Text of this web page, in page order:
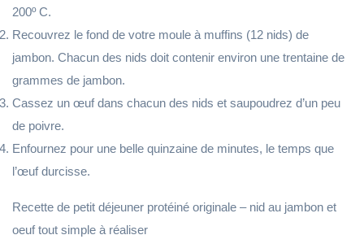
200º C.
Recouvrez le fond de votre moule à muffins (12 nids) de
jambon. Chacun des nids doit contenir environ une trentaine de
grammes de jambon.
Cassez un œuf dans chacun des nids et saupoudrez d’un peu
de poivre.
Enfournez pour une belle quinzaine de minutes, le temps que
l’œuf durcisse.
Recette de petit déjeuner protéiné originale – nid au jambon et
oeuf tout simple à réaliser